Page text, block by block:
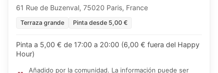
61 Rue de Buzenval, 75020 Paris, France
Terraza grande Pinta desde 5,00 €
Pinta a 5,00 € de 17:00 a 20:00 (6,00 € fuera del Happy
Hour)
Añadido por la comunidad. La información puede ser